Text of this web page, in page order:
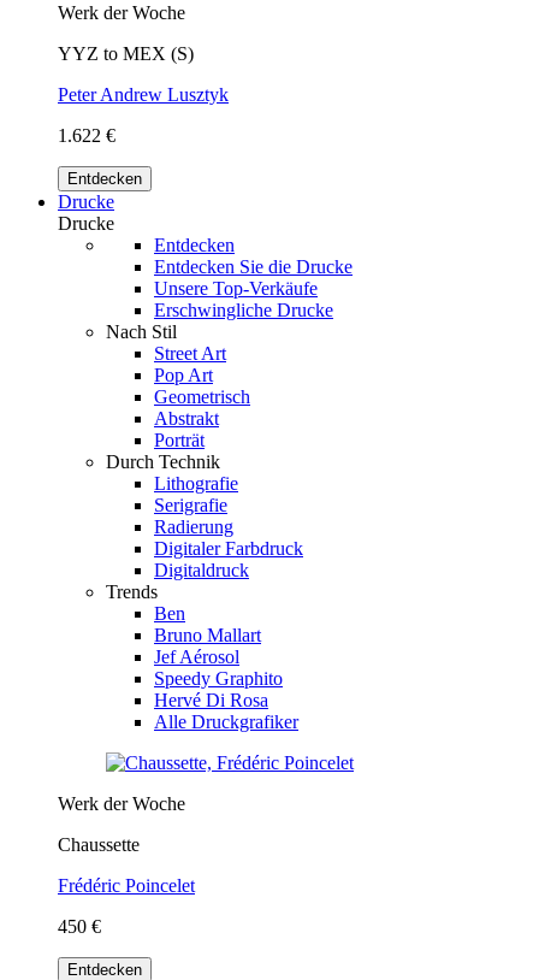
Werk der Woche
YYZ to MEX (S)
Peter Andrew Lusztyk
1.622 €
Entdecken
Drucke
Drucke
Entdecken
Entdecken Sie die Drucke
Unsere Top-Verkäufe
Erschwingliche Drucke
Nach Stil
Street Art
Pop Art
Geometrisch
Abstrakt
Porträt
Durch Technik
Lithografie
Serigrafie
Radierung
Digitaler Farbdruck
Digitaldruck
Trends
Ben
Bruno Mallart
Jef Aérosol
Speedy Graphito
Hervé Di Rosa
Alle Druckgrafiker
Werk der Woche
Chaussette
Frédéric Poincelet
450 €
Entdecken